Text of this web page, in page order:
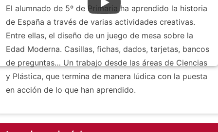
El alumnado de 5º de Primaria ha aprendido la historia
de España a través de varias actividades creativas.
Entre ellas, el diseño de un juego de mesa sobre la
Edad Moderna. Casillas, fichas, dados, tarjetas, bancos
de preguntas… Un trabajo desde las áreas de Ciencias
y Plástica, que termina de manera lúdica con la puesta
en acción de lo que han aprendido.